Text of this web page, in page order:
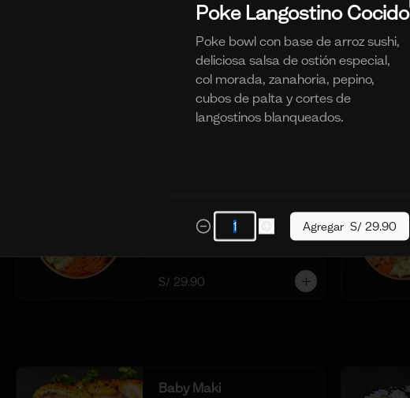
Poke Pulpa Mix
deliciosa salsa de ostión especial,
col morada, zanahoria, pepino,
cubos de palta y crema de
cangrejo con mayonesa y aceite
Poke bowl con base de arroz sushi,
deliciosa salsa de ostión especial,
col morada, zanahoria, pepino,
ajonjoli.
S/ 29.90
Baby Maki
Poke Langostino Cocido
Poke bowl con base de arroz sushi,
deliciosa salsa de ostión especial,
col morada, zanahoria, pepino,
cubos de palta y cortes de
langostinos blanqueados.
Agregar S/ 29.90